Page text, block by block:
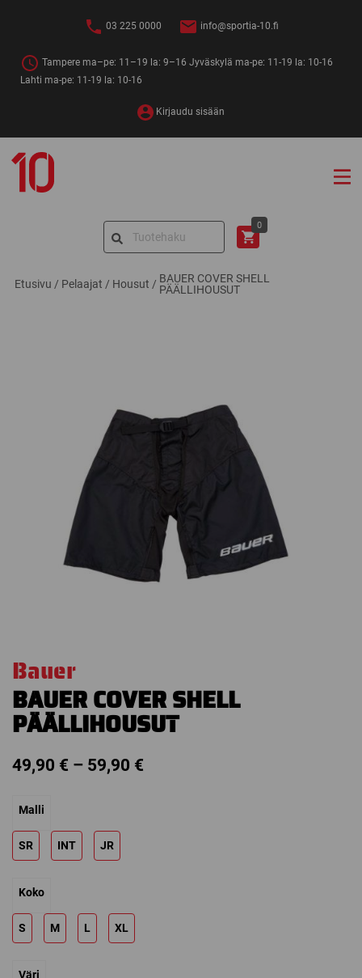
03 225 0000 info@sportia-10.fi
Tampere ma–pe: 11–19 la: 9–16 Jyväskylä ma-pe: 11-19 la: 10-16
Lahti ma-pe: 11-19 la: 10-16
Kirjaudu sisään
10
Search
0
Etusivu / Pelaajat / Housut / BAUER COVER SHELL
PÄÄLLIHOUSUT
Bauer
BAUER COVER SHELL
PÄÄLLIHOUSUT
49,90 € – 59,90 €
Malli
SR INT JR
Koko
S M L XL
Väri